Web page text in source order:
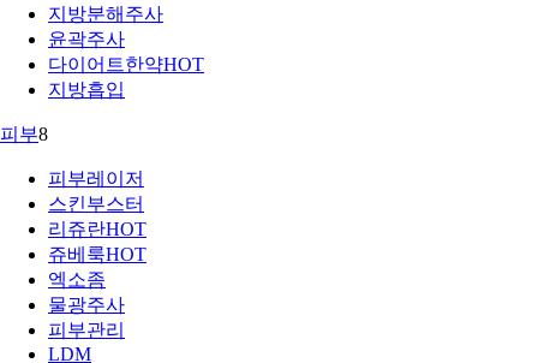
지방분해주사
윤곽주사
다이어트한약HOT
지방흡입
피부8
피부레이저
스킨부스터
리쥬란HOT
쥬베룩HOT
엑소좀
물광주사
피부관리
LDM